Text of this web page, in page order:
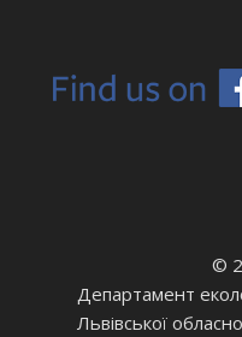
©
Департамент
Львівської